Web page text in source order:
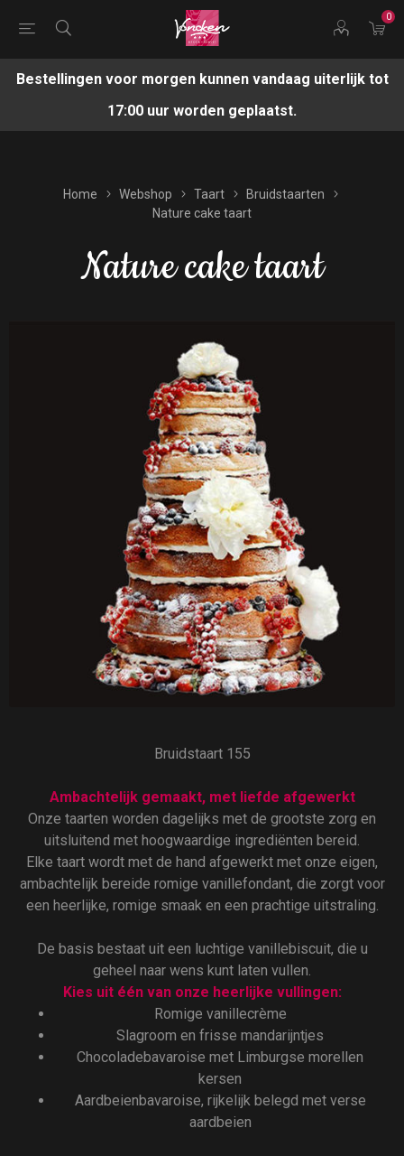
0
Bestellingen voor morgen kunnen vandaag uiterlijk tot
17:00 uur worden geplaatst.
Home Webshop Taart
Bruidstaarten
Nature cake taart
Nature cake taart
Bruidstaart 155
Ambachtelijk gemaakt, met liefde afgewerkt
Onze taarten worden dagelijks met de grootste zorg en
uitsluitend met hoogwaardige ingrediënten bereid.
Elke taart wordt met de hand afgewerkt met onze eigen,
ambachtelijk bereide romige vanillefondant, die zorgt voor
een heerlijke, romige smaak en een prachtige uitstraling.
De basis bestaat uit een luchtige vanillebiscuit, die u
geheel naar wens kunt laten vullen.
Kies uit één van onze heerlijke vullingen:
Romige vanillecrème
Slagroom en frisse mandarijntjes
Chocoladebavaroise met Limburgse morellen
kersen
Aardbeienbavaroise, rijkelijk belegd met verse
aardbeien